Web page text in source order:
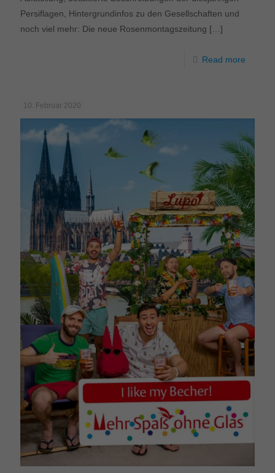
Persiflagen, Hintergrundinfos zu den Gesellschaften und
noch viel mehr: Die neue Rosenmontagszeitung […]
Read more
10. Februar 2020